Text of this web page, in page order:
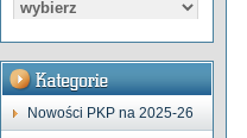
Nowości PKP na 2025-26